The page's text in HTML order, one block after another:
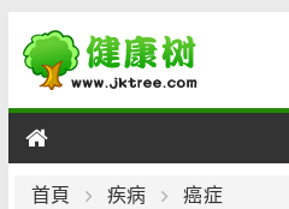
男性
首頁 疾病 癌症